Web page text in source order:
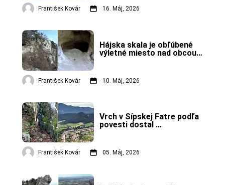
František Kovár 16. Máj, 2026
Hájska skala je obľúbené
výletné miesto nad obcou
František Kovár 10. Máj, 2026
Vrch v Šípskej Fatre podľa
povesti dostal
veľmoža.
František Kovár 05. Máj, 2026